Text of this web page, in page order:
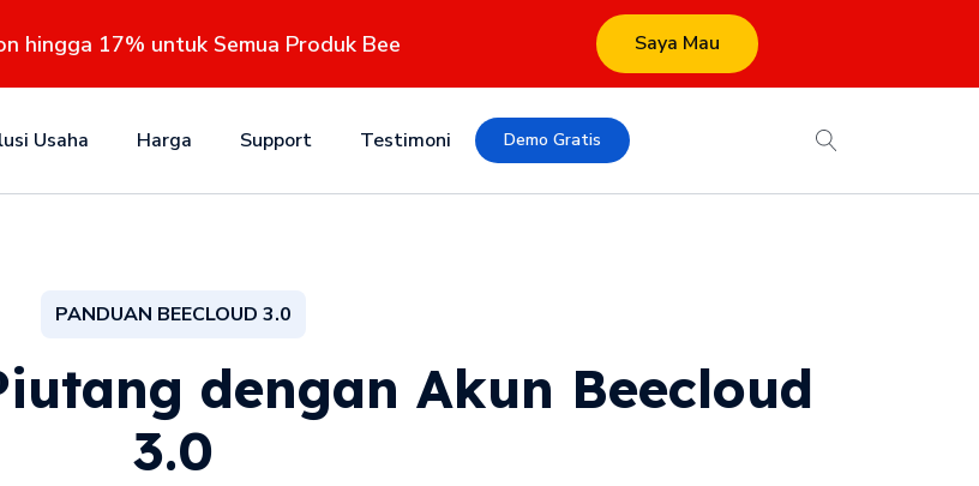
hingga 17% untuk Semua Produk Bee Saya Mau
Usaha Harga Support Testimoni Demo Gratis
PANDUAN BEECLOUD 3.0
dengan Akun Beecloud
3.0